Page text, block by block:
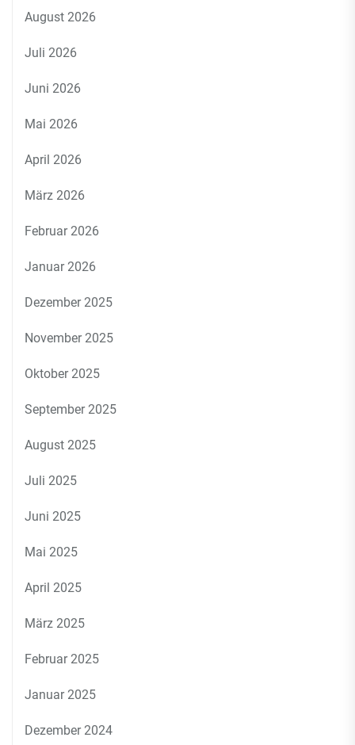
August 2026
Juli 2026
Juni 2026
Mai 2026
April 2026
März 2026
Februar 2026
Januar 2026
Dezember 2025
November 2025
Oktober 2025
September 2025
August 2025
Juli 2025
Juni 2025
Mai 2025
April 2025
März 2025
Februar 2025
Januar 2025
Dezember 2024